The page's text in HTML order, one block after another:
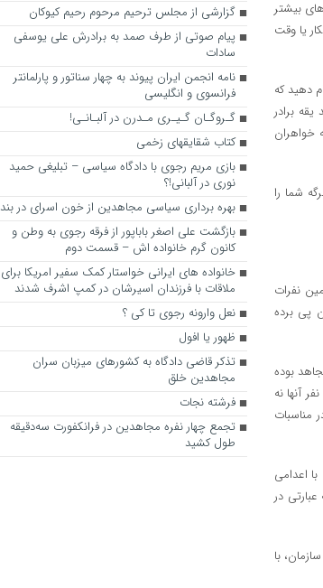
بیشتر
یا وقت
دهید که
برادر
دادن به خواهران
شما را
نفرات
پی برده
هم مجاهد بوده
اند. منظورم هودارسازمان است، یعنی 35 هزار نفر. از این 35 هزار نفر طبق آمار خود سازمان شاید 100 تا 200 نفر آنها نه
در مناسبات
با اعدامی
در
با
گزارشی از مجلس ترحیم مرحوم رحیم کیوکان
پیام صوتی از طرف صمد به برادرش علی یوسفی
سادات
نامه انجمن ایران پیوند به چهار سناتور و پارلمانتر
فرانسوی و انگلیسی
گـروگـان گـیـری مـدرن در آلبـانـی!
کتاب شقایقهای زخمی
بازی مریم رجوی با دادگاه سیاسی – تبلیغی حمید
نوری در آلبانی!؟
بهره برداری سیاسی مجاهدین از خون اسرای در بند
بازگشت علی اصغر باباپور از فرقه رجوی به وطن و
کانون گرم خانواده اش – قسمت دوم
خانواده های ایرانی خواستار کمک سفیر امریکا برای
ملاقات با فرزندان اسیرشان در کمپ اشرف شدند
نعل وارونه رجوی تا کی ؟
ظهور یا افول
تذکر قاضی دادگاه به کشورهای میزبان سران
مجاهدین خلق
فرشته نجات
تجمع چهار نفره مجاهدین در فرانکفورت سه‌دقیقه
طول کشید